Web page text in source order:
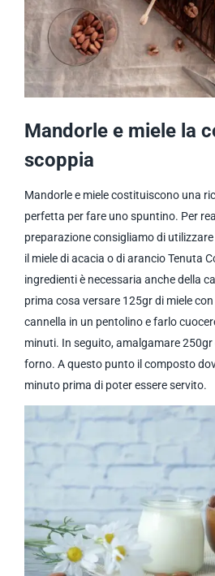
Mandorle e miele la
scoppia
Mandorle e miele costituiscono una
perfetta per fare uno spuntino. Per
preparazione consigliamo di
il miele di acacia o di arancio Tenuta
ingredienti è necessaria anche della
prima cosa versare 125gr di miele
cannella in un pentolino e farlo
minuti. In seguito, amalgamare
forno. A questo punto il composto
minuto prima di poter essere servito.